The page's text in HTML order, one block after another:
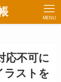
MENU
応不可に
ラストを